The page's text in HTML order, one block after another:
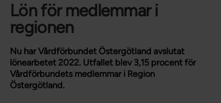
Lön för medlemmar i
regionen
Nu har Vårdförbundet Östergötland avslutat
lönearbetet 2022. Utfallet blev 3,15 procent för
Vårdförbundets medlemmar i Region
Östergötland.